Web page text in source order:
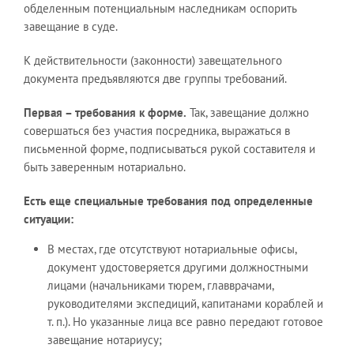
обделенным потенциальным наследникам оспорить
завещание в суде.
К действительности (законности) завещательного
документа предъявляются две группы требований.
Первая – требования к форме. Так, завещание должно
совершаться без участия посредника, выражаться в
письменной форме, подписываться рукой составителя и
быть заверенным нотариально.
Есть еще специальные требования под определенные
ситуации:
В местах, где отсутствуют нотариальные офисы,
документ удостоверяется другими должностными
лицами (начальниками тюрем, главврачами,
руководителями экспедиций, капитанами кораблей и
т. п.). Но указанные лица все равно передают готовое
завещание нотариусу;